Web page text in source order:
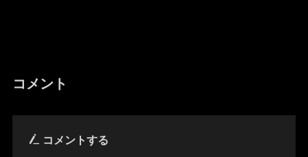
コメント
コメントする